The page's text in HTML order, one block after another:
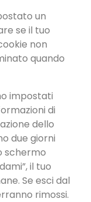
un
se il tuo
non
quando
impostati
di
dello
due giorni
schermo
il tuo
Se esci dal
rimossi.